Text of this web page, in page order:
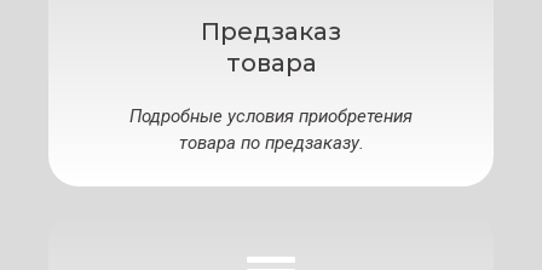
Предзаказ
товара
Подробные условия приобретения
товара по предзаказу.